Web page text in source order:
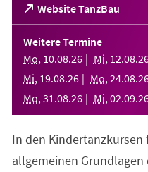
Website TanzBau
(Öffnet
in
einem
neuen
Tab)
Weitere Termine
Mo, 10.08.26 Mi, 12.08.
Mi, 19.08.26 Mo, 24.08.
Mo, 31 .08.26 Mi, 02.09.
In den
allgemeinen Grundlagen